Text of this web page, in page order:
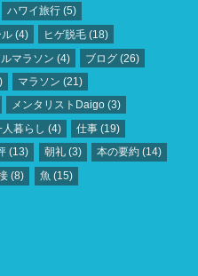
ハワイ旅行 (5)
(4) ヒゲ脱毛 (18)
マラソン (4) ブログ (26)
マラソン (21)
メンタリストDaigo (3)
人暮らし (4) 仕事 (19)
(13) 朝礼(3) 本の要約(14)
(8) 魚 (15)